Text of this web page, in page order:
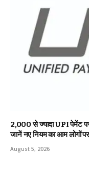
₹2,000 से ज्यादा UPI पेमेंट
जानें नए नियम का आम लोगों
August 5, 2026